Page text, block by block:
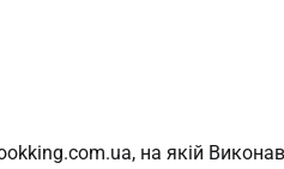
на якій